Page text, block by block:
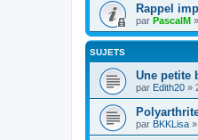
Rappel
par PascalM »
SUJETS
Une petite
par Edith20 »
par BKKLisa »